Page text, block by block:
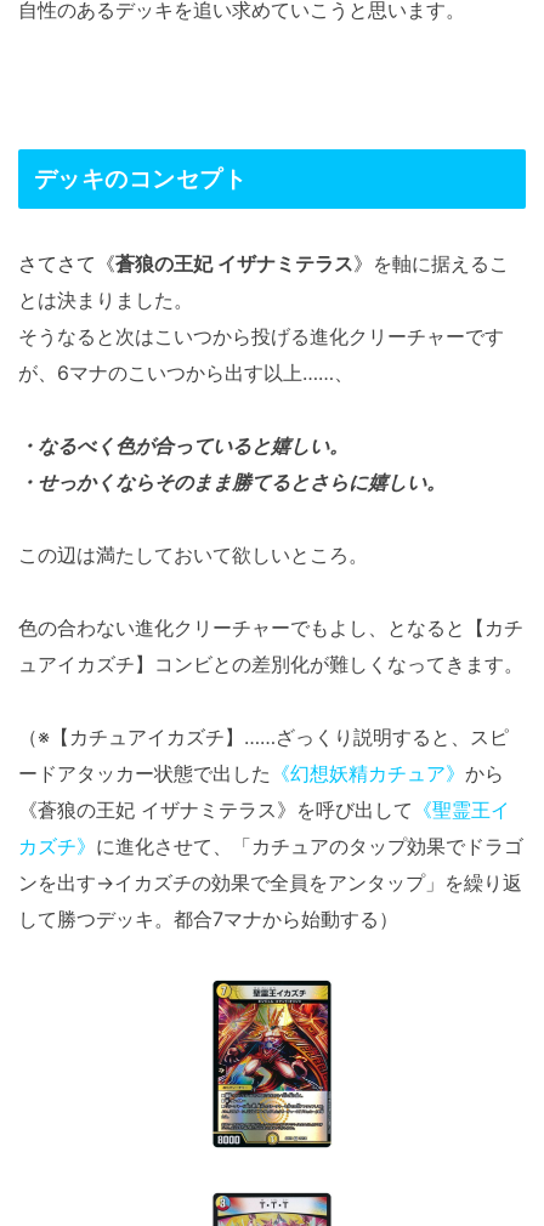
自性のあるデッキを追い求めていこうと思います。
デッキのコンセプト
さてさて《蒼狼の王妃 イザナミテラス》 を軸に据えるこ
とは決まりました。
そうなると次はこいつから投げる進化クリーチャーです
が、6マナのこいつから出す以上……、
・なるべく色が合っていると嬉しい。
・せっかくならそのまま勝てるとさらに嬉しい。
この辺は満たしておいて欲しいところ。
色の合わない進化クリーチャーでもよし、となると【カチ
ュアイカズチ】コンビとの差別化が難しくなってきます。
（※【カチュアイカズチ】……ざっくり説明すると、スピ
ードアタッカー状態で出した 《幻想妖精カチュア》 から
《蒼狼の王妃 イザナミテラス》を呼び出して 《聖霊王イ
カズチ》 に進化させて、「カチュアのタップ効果でドラゴ
ンを出す→イカズチの効果で全員をアンタップ」を繰り返
して勝つデッキ。都合7マナから始動する）